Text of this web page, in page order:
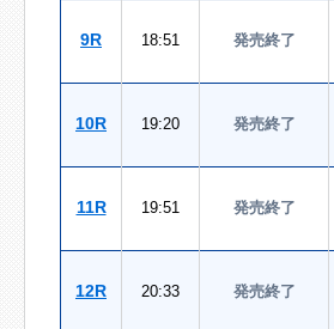
9R 18:51 発売終了
10R 19:20 発売終了
11R 19:51 発売終了
12R 20:33 発売終了